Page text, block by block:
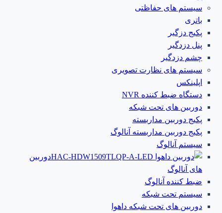
سیستم های حفاظتی
باتری
پکیج دزگیر
پنل دزدگیر
چشم دزدگیر
سیستم های نظارت تصویری
اپلینکس
دستگاه ضبط کننده NVR
دوربین های تحت شبکه
پکیج دوربین مداربسته
پکیج دوربین مداربسته آنالوگ
سیستم آنالوگ
دوربین
های آنالوگ
ضبط کننده آنالوگ
سیستم تحت شبکه
دوربین های تحت شبکه داهوا